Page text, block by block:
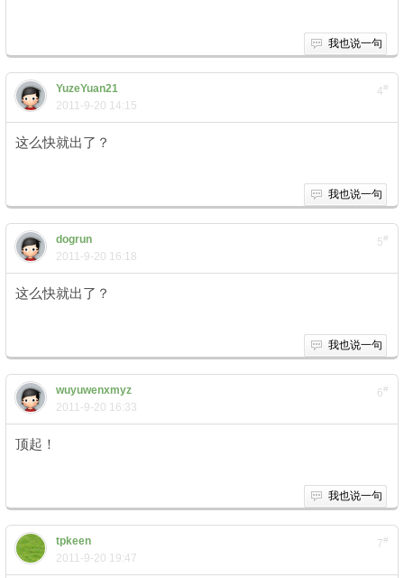
我也说一句
4#
YuzeYuan21
2011-9-20 14:15
这么快就出了？
我也说一句
5#
dogrun
2011-9-20 16:18
这么快就出了？
我也说一句
6#
wuyuwenxmyz
2011-9-20 16:33
顶起！
我也说一句
7#
tpkeen
2011-9-20 19:47